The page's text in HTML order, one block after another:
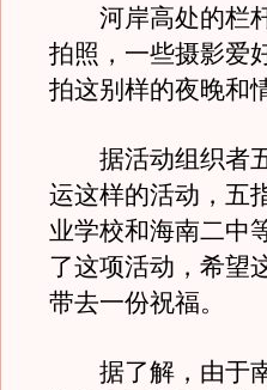
河岸高处的栏杆
拍照，一些摄影爱
拍这别样的夜晚和
据活动组织者五
运这样的活动，五
业学校和海南二中
了这项活动，希望
带去一份祝福。
据了解，由于南